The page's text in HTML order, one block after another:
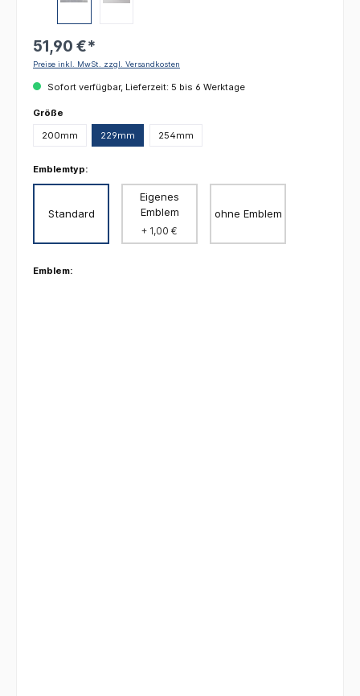
51,90 €*
Preise inkl. MwSt. zzgl. Versandkosten
Sofort verfügbar, Lieferzeit: 5 bis 6 Werktage
Größe
200mm 229mm 254mm
Emblemtyp:
Standard
Eigenes
Emblem
+ 1,00 €
ohne Emblem
Emblem: